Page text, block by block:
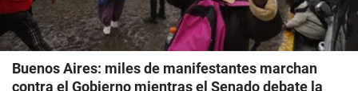
Buenos Aires: miles de manifestantes marchan
contra el Gobierno mientras el Senado debate la